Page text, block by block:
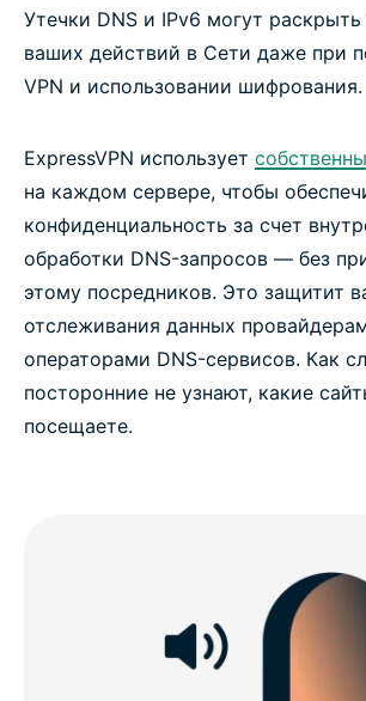
Утечки DNS и IPv6 могут
ваших действий в Сети даже при
VPN и использовании шифрования.
ExpressVPN использует
на каждом сервере, чтобы
конфиденциальность за счет
обработки DNS-запросов — без
этому посредников. Это защитит
отслеживания данных
операторами DNS-сервисов. Как
посторонние не узнают, какие
посещаете.